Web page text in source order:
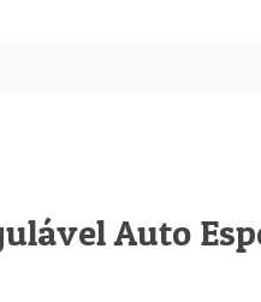
Auto